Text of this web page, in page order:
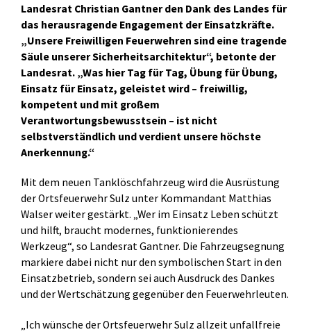
Landesrat Christian Gantner den Dank des Landes für
das herausragende Engagement der Einsatzkräfte.
„Unsere Freiwilligen Feuerwehren sind eine tragende
Säule unserer Sicherheitsarchitektur“, betonte der
Landesrat. „Was hier Tag für Tag, Übung für Übung,
Einsatz für Einsatz, geleistet wird – freiwillig,
kompetent und mit großem
Verantwortungsbewusstsein – ist nicht
selbstverständlich und verdient unsere höchste
Anerkennung.“
Mit dem neuen Tanklöschfahrzeug wird die Ausrüstung
der Ortsfeuerwehr Sulz unter Kommandant Matthias
Walser weiter gestärkt. „Wer im Einsatz Leben schützt
und hilft, braucht modernes, funktionierendes
Werkzeug“, so Landesrat Gantner. Die Fahrzeugsegnung
markiere dabei nicht nur den symbolischen Start in den
Einsatzbetrieb, sondern sei auch Ausdruck des Dankes
und der Wertschätzung gegenüber den Feuerwehrleuten.
„Ich wünsche der Ortsfeuerwehr Sulz allzeit unfallfreie